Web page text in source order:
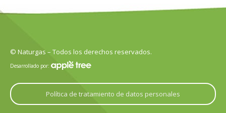
© Naturgas – Todos los derechos reservados.
Desarrollado por:
Política de tratamiento de datos personales